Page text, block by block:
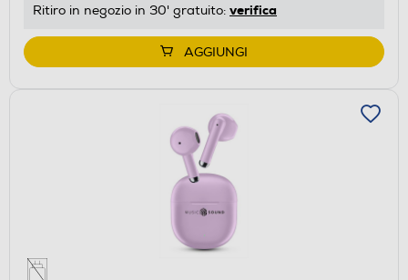
Ritiro in negozio in 30' gratuito: verifica
AGGIUNGI